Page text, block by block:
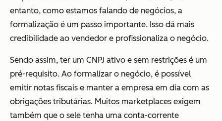
entanto, como estamos falando de negócios, a
formalização é um passo importante. Isso dá mais
credibilidade ao vendedor e profissionaliza o negócio.
Sendo assim, ter um CNPJ ativo e sem restrições é um
pré-requisito. Ao formalizar o negócio, é possível
emitir notas fiscais e manter a empresa em dia com as
obrigações tributárias. Muitos marketplaces exigem
também que o sele tenha uma conta-corrente